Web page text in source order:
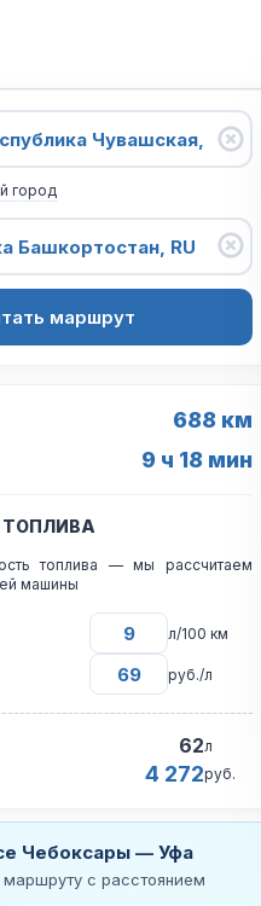
город
маршрут
688 км
9 ч 18 мин
топлива — мы рассчитаем
машины
л/100 км
руб./л
62л
4 272руб.
Чебоксары — Уфа
с расстоянием